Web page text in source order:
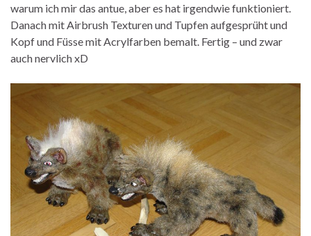
warum ich mir das antue, aber es hat irgendwie funktioniert.
Danach mit Airbrush Texturen und Tupfen aufgesprüht und
Kopf und Füsse mit Acrylfarben bemalt. Fertig – und zwar
auch nervlich xD